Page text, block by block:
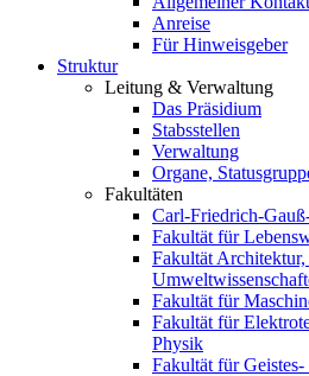
Anreise
Für Hinweisgeber
Struktur
Leitung & Verwaltung
Das Präsidium
Stabsstellen
Verwaltung
Organe,
Fakultäten
Carl-Friedrich-
Fakultät für
Fakultät
Fakultät für
Fakultät für
Physik
Fakultät für Geistes-